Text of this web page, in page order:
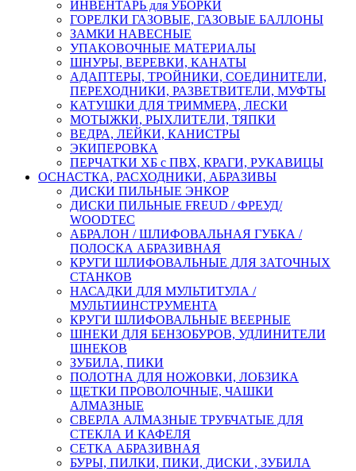
ИНВЕНТАРЬ для УБОРКИ
ГОРЕЛКИ ГАЗОВЫЕ, ГАЗОВЫЕ БАЛЛОНЫ
ЗАМКИ НАВЕСНЫЕ
УПАКОВОЧНЫЕ МАТЕРИАЛЫ
ШНУРЫ, ВЕРЕВКИ, КАНАТЫ
АДАПТЕРЫ, ТРОЙНИКИ, СОЕДИНИТЕЛИ,
ПЕРЕХОДНИКИ, РАЗВЕТВИТЕЛИ, МУФТЫ
КАТУШКИ ДЛЯ ТРИММЕРА, ЛЕСКИ
МОТЫЖКИ, РЫХЛИТЕЛИ, ТЯПКИ
ВЕДРА, ЛЕЙКИ, КАНИСТРЫ
ЭКИПЕРОВКА
ПЕРЧАТКИ ХБ с ПВХ, КРАГИ, РУКАВИЦЫ
ОСНАСТКА, РАСХОДНИКИ, АБРАЗИВЫ
ДИСКИ ПИЛЬНЫЕ ЭНКОР
ДИСКИ ПИЛЬНЫЕ FREUD / ФРЕУД/
WOODTEC
АБРАЛОН / ШЛИФОВАЛЬНАЯ ГУБКА /
ПОЛОСКА АБРАЗИВНАЯ
КРУГИ ШЛИФОВАЛЬНЫЕ ДЛЯ ЗАТОЧНЫХ
СТАНКОВ
НАСАДКИ ДЛЯ МУЛЬТИТУЛА /
МУЛЬТИИНСТРУМЕНТА
КРУГИ ШЛИФОВАЛЬНЫЕ ВЕЕРНЫЕ
ШНЕКИ ДЛЯ БЕНЗОБУРОВ, УДЛИНИТЕЛИ
ШНЕКОВ
ЗУБИЛА, ПИКИ
ПОЛОТНА ДЛЯ НОЖОВКИ, ЛОБЗИКА
ЩЕТКИ ПРОВОЛОЧНЫЕ, ЧАШКИ
АЛМАЗНЫЕ
СВЕРЛА АЛМАЗНЫЕ ТРУБЧАТЫЕ ДЛЯ
СТЕКЛА И КАФЕЛЯ
СЕТКА АБРАЗИВНАЯ
БУРЫ, ПИЛКИ, ПИКИ, ДИСКИ , ЗУБИЛА